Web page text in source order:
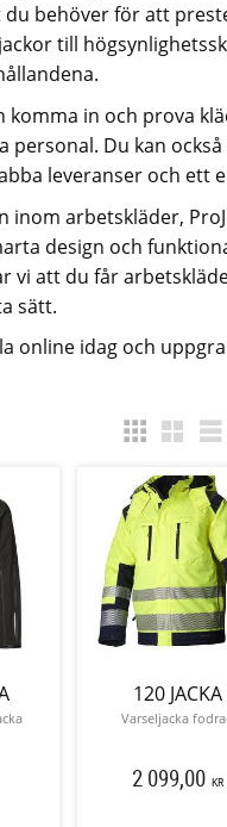
behöver för att
till
in och prova
personal. Du kan
leveranser och ett
inom arbetskläder,
design och
vi att du får
sätt.
online idag och
120 JACKA
Varseljacka
2 099,00 KR